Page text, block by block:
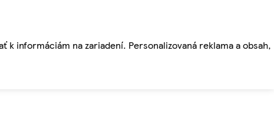
informáciám na zariadení. Personalizovaná reklama a obsah,